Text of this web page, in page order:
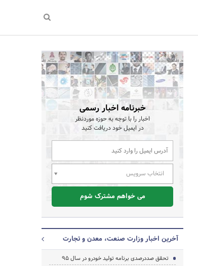
خبرنامه اخبار رسمی
اخبار را با توجه به حوزه موردنظر
در ایمیل خود دریافت کنید
انتخاب سرویس
می خواهم مشترک شوم
آخرین اخبار وزارت صنعت، معدن و تجارت
تحقق صددرصدی برنامه تولید خودرو در سال 95